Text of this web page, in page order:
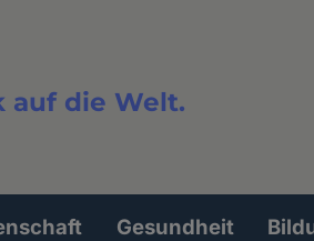
auf die Welt.
Gesundheit